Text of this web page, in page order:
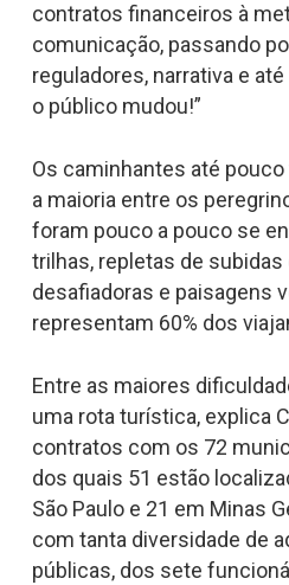
contratos financeiros à
comunicação, passando
reguladores, narrativa e
o público mudou!”
Os caminhantes até
a maioria entre os
foram pouco a pouco se
trilhas, repletas de
desafiadoras e paisagens
representam 60% dos
Entre as maiores
uma rota turística, explica
contratos com os 72
dos quais 51 estão
São Paulo e 21 em Minas
com tanta diversidade de
públicas, dos sete